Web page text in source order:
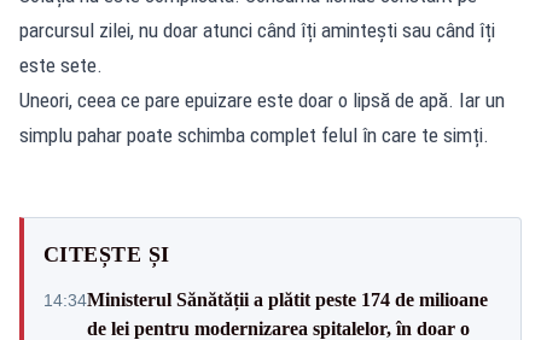
parcursul zilei, nu doar atunci când îți amintești sau când îți
este sete.
Uneori, ceea ce pare epuizare este doar o lipsă de apă. Iar un
simplu pahar poate schimba complet felul în care te simți.
CITEȘTE ȘI
14:34Ministerul Sănătății a plătit peste 174 de milioane
de lei pentru modernizarea spitalelor, în doar o